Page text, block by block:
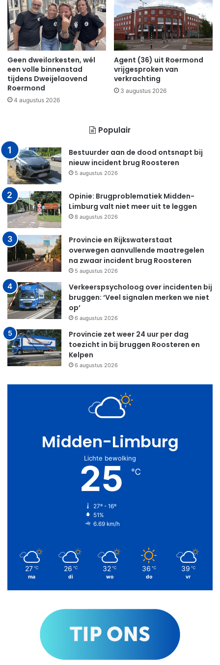
Geen dweilorkesten, wél
een volle binnenstad
tijdens Dweijelaovend
Roermond
4 augustus 2026
Agent (36) uit Roermond
vrijgesproken van
verkrachting
3 augustus 2026
Populair
Bestuurder aan de dood ontsnapt bij
nieuw incident brug Roosteren
5 augustus 2026
Opinie: Brugproblematiek Midden-
Limburg valt niet meer uit te leggen
8 augustus 2026
Provincie en Rijkswaterstaat
overwegen aanvullende maatregelen
na zwaar incident brug Roosteren
5 augustus 2026
Verkeerspsycholoog over incidenten bij
bruggen: ‘Veel signalen merken we niet
op’
6 augustus 2026
Provincie zet weer 24 uur per dag
toezicht in bij bruggen Roosteren en
Kelpen
6 augustus 2026
Midden-Limburg
Lichte bewolking
25 ℃
27º - 16º
51%
6.69 km/h
27 ℃
ma
26 ℃
di
32 ℃
wo
36 ℃
do
39 ℃
vr